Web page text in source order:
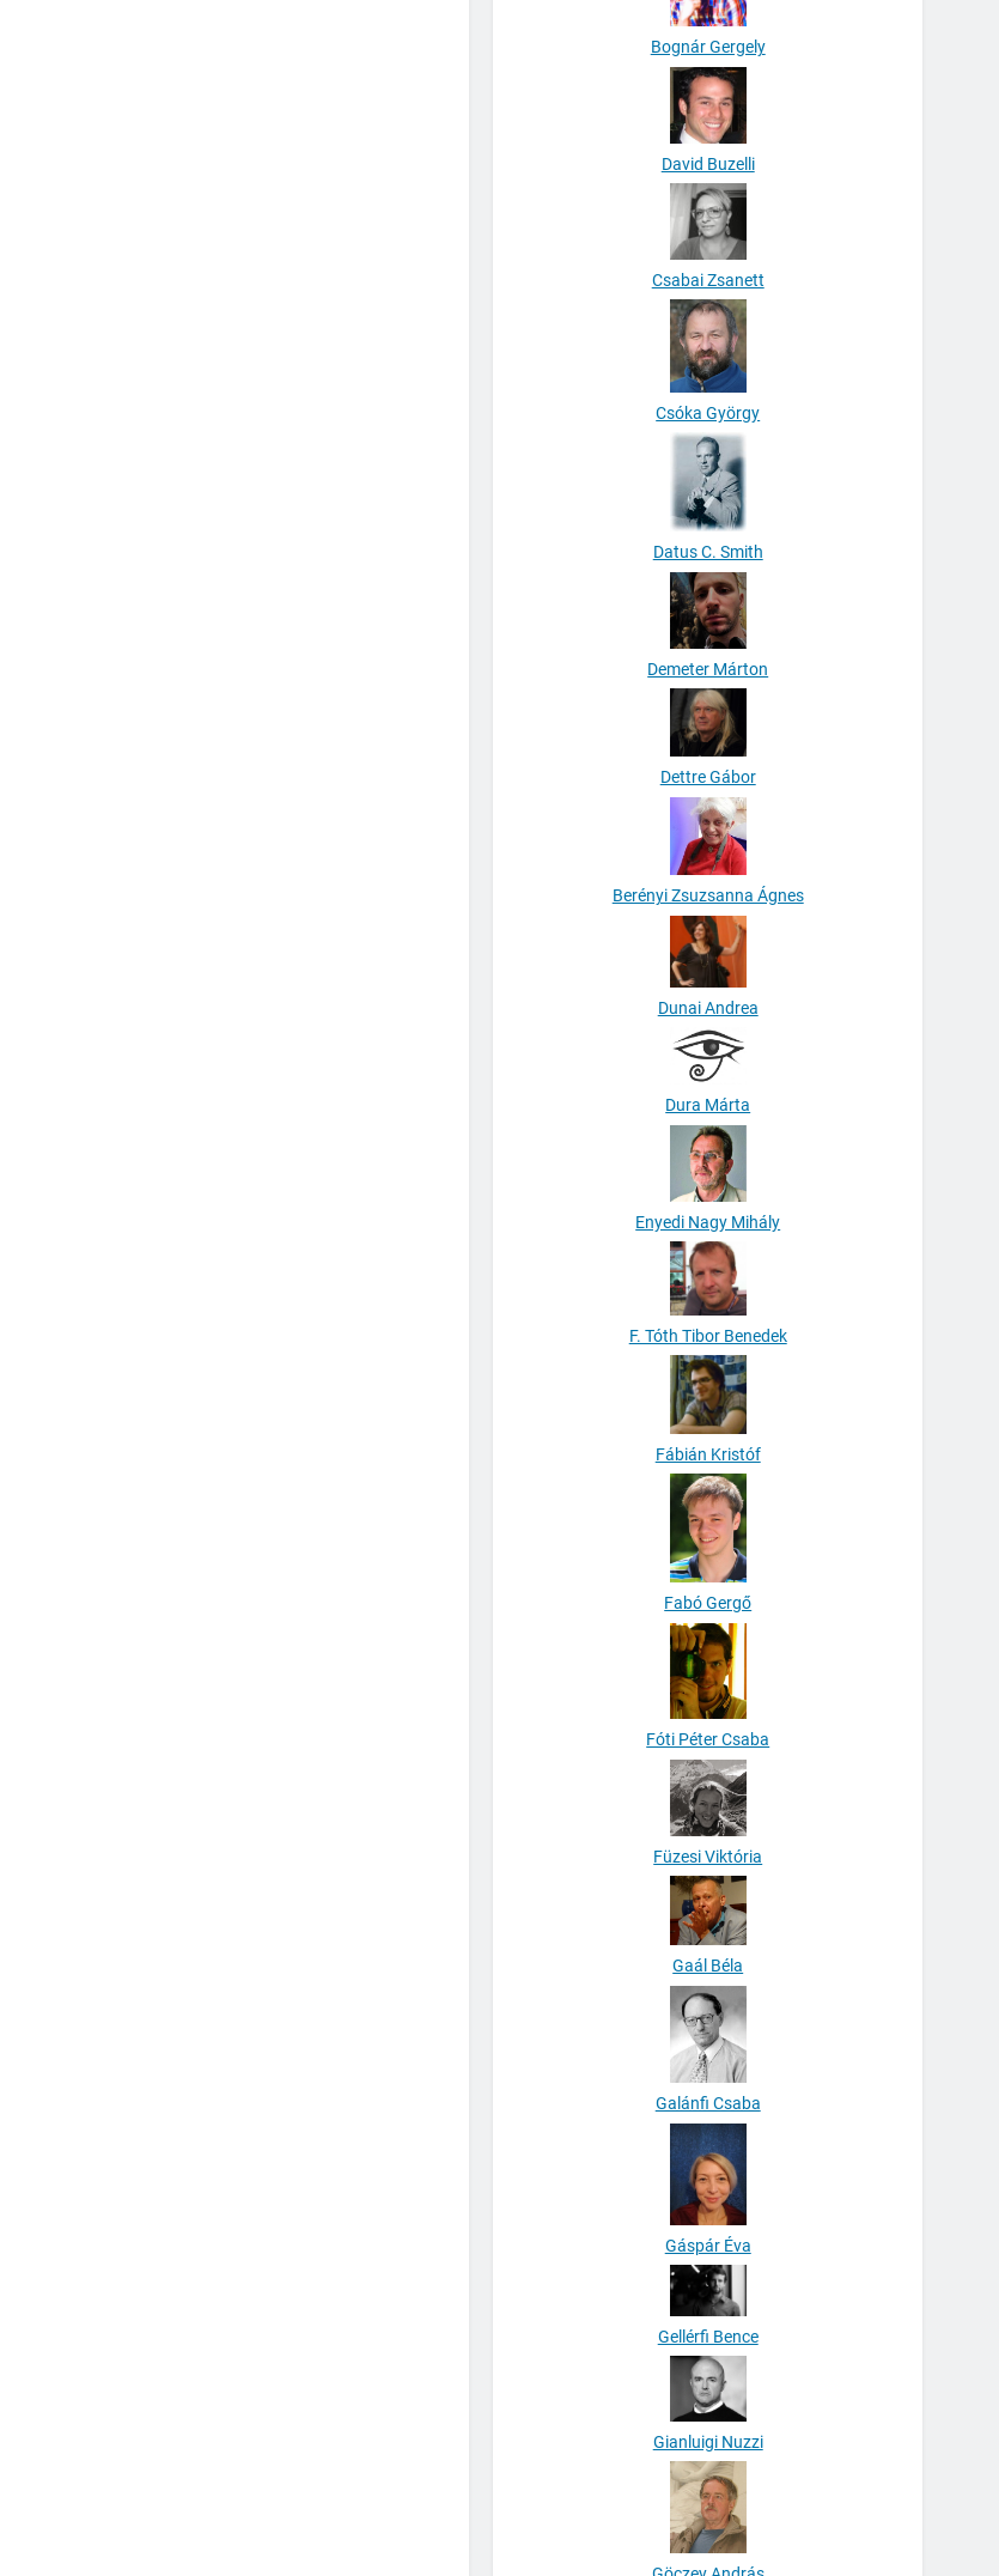
Bognár Gergely
David Buzelli
Csabai Zsanett
Csóka György
Datus C. Smith
Demeter Márton
Dettre Gábor
Berényi Zsuzsanna Ágnes
Dunai Andrea
Dura Márta
Enyedi Nagy Mihály
F. Tóth Tibor Benedek
Fábián Kristóf
Fabó Gergő
Fóti Péter Csaba
Füzesi Viktória
Gaál Béla
Galánfi Csaba
Gáspár Éva
Gellérfi Bence
Gianluigi Nuzzi